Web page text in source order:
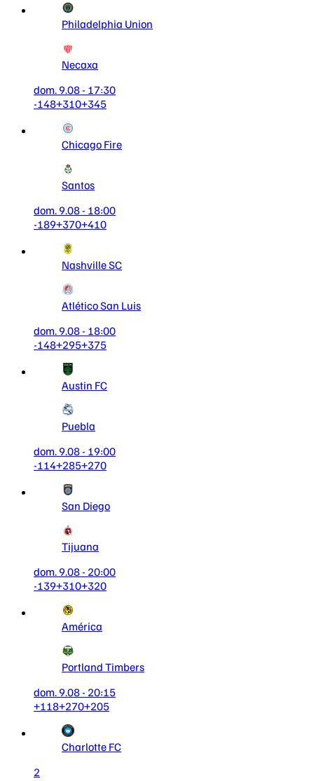
Philadelphia Union
Necaxa
dom. 9.08 - 17:30
-148+310+345
Chicago Fire
Santos
dom. 9.08 - 18:00
-189+370+410
Nashville SC
Atlético San Luis
dom. 9.08 - 18:00
-148+295+375
Austin FC
Puebla
dom. 9.08 - 19:00
-114+285+270
San Diego
Tijuana
dom. 9.08 - 20:00
-139+310+320
América
Portland Timbers
dom. 9.08 - 20:15
+118+270+205
Charlotte FC
2